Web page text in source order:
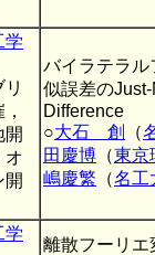
学
リ
開
オ
開
バイラテラル
似誤差の
Difference
○大石 創 （
田慶博 （東京
嶋慶繁 （名工
学
離散フーリエ